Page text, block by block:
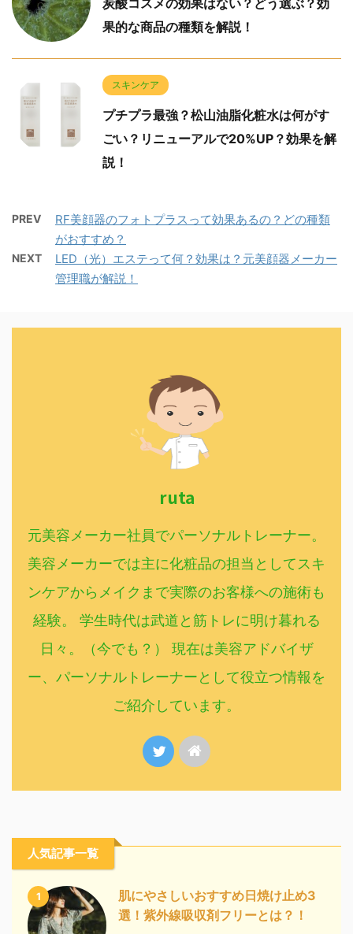
果的な商品の種類を解説！
スキンケア
プチプラ最強？松山油脂化粧水は何がす
ごい？リニューアルで20%UP？効果を解
説！
PREV
RF美顔器のフォトプラスって効果あるの？どの種類
がおすすめ？
NEXT
LED（光）エステって何？効果は？元美顔器メーカー
管理職が解説！
ruta
元美容メーカー社員でパーソナルトレーナー。
美容メーカーでは主に化粧品の担当としてスキ
ンケアからメイクまで実際のお客様への施術も
経験。 学生時代は武道と筋トレに明け暮れる
日々。（今でも？） 現在は美容アドバイザ
ー、パーソナルトレーナーとして役立つ情報を
ご紹介しています。
人気記事一覧
1
肌にやさしいおすすめ日焼け止め3
選！紫外線吸収剤フリーとは？！